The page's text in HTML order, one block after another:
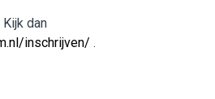
dan
inschrijven/ .